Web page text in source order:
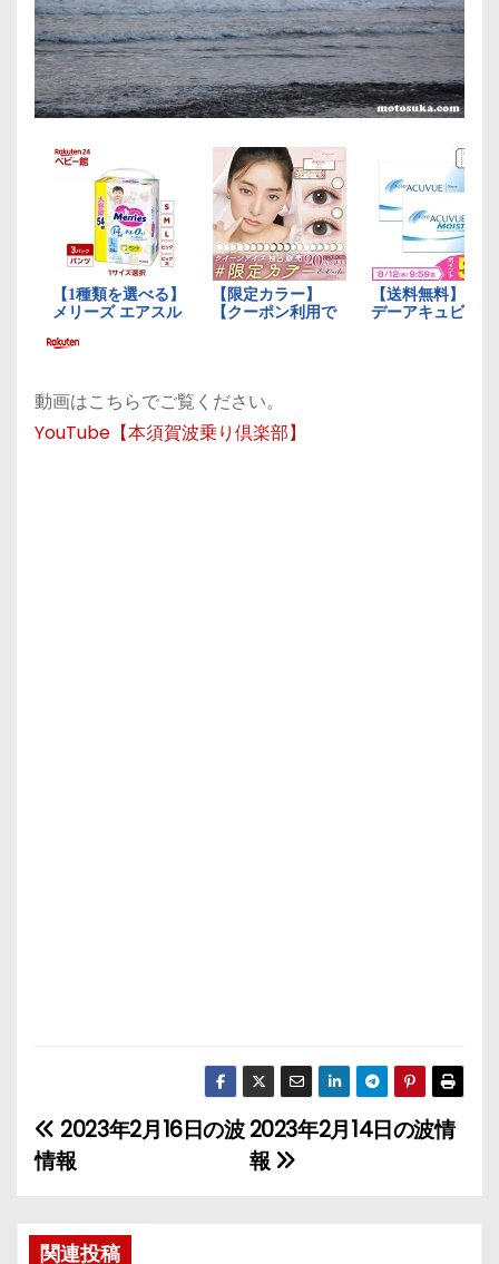
動画はこちらでご覧ください。
YouTube【本須賀波乗り倶楽部】
投
稿
ナ
2023年2月14日の波情
報
2023年2月16日の波
情報
関連投稿